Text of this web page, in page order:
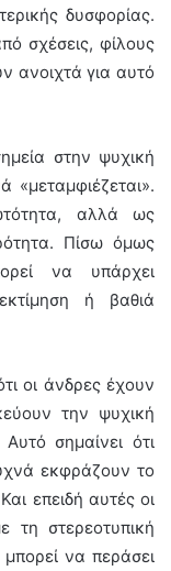
δυσφορίας.
σχέσεις, φίλους
ανοιχτά για αυτό
στην ψυχική
αλλά ως
Πίσω όμως
να υπάρχει
ή βαθιά
οι άνδρες έχουν
την ψυχική
σημαίνει ότι
εκφράζουν το
επειδή αυτές οι
τη στερεοτυπική
να περάσει